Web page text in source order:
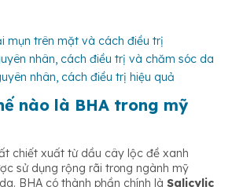
mụn trên mặt và cách điều trị
nhân, cách điều trị và chăm sóc da
nhân, cách điều trị hiệu quả
nào là BHA trong mỹ
chiết xuất từ dầu cây lộc đề xanh
sử dụng rộng rãi trong ngành mỹ
BHA có thành phần chính là Salicylic